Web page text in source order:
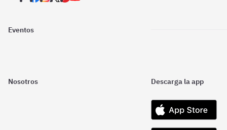
Eventos
Nosotros Descarga la app